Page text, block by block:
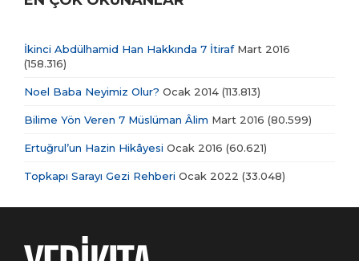
İkinci Abdülhamid Han Hakkında 7 İtirafMart 2016
(158.316)
Noel Baba Neyimiz Olur? Ocak 2014 (113.813)
Bilime Yön Veren 7 Müslüman Âlim Mart 2016 (80.599)
Ertuğrul’un Hazin Hikâyesi Ocak 2016 (60.621)
Topkapı Sarayı Gezi Rehberi Ocak 2022 (33.048)